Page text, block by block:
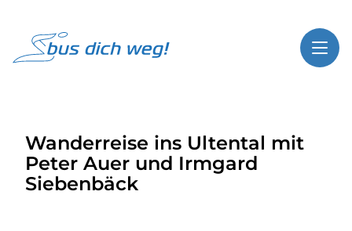
Highlights
Service
Wanderreise ins Ultental mit
Peter Auer und Irmgard
Siebenbäck